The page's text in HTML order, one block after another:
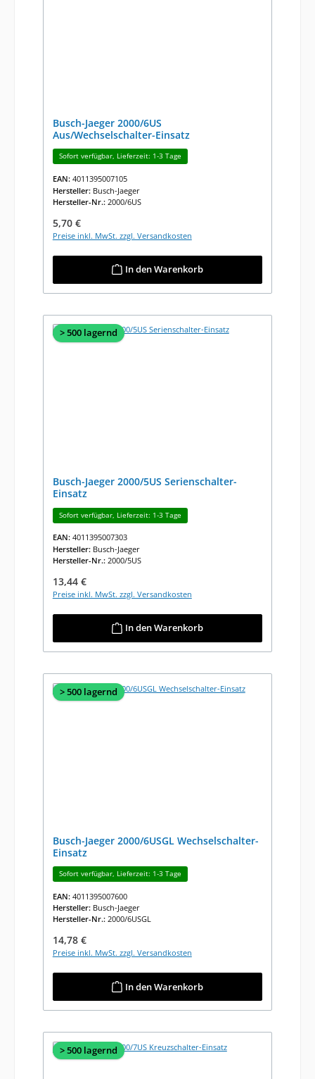
Busch-Jaeger 2000/6US
Aus/Wechselschalter-Einsatz
Sofort verfügbar, Lieferzeit: 1-3 Tage
EAN: 4011395007105
Hersteller: Busch-Jaeger
Hersteller-Nr.: 2000/6US
Regulärer Preis:
5,70 €
Preise inkl. MwSt. zzgl. Versandkosten
In den Warenkorb
> 500 lagernd
Busch-Jaeger 2000/5US Serienschalter-
Einsatz
Sofort verfügbar, Lieferzeit: 1-3 Tage
EAN: 4011395007303
Hersteller: Busch-Jaeger
Hersteller-Nr.: 2000/5US
Regulärer Preis:
13,44 €
Preise inkl. MwSt. zzgl. Versandkosten
In den Warenkorb
> 500 lagernd
Busch-Jaeger 2000/6USGL Wechselschalter-
Einsatz
Sofort verfügbar, Lieferzeit: 1-3 Tage
EAN: 4011395007600
Hersteller: Busch-Jaeger
Hersteller-Nr.: 2000/6USGL
Regulärer Preis:
14,78 €
Preise inkl. MwSt. zzgl. Versandkosten
In den Warenkorb
> 500 lagernd